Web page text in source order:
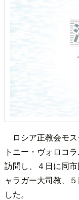
ロシア正教会モ
トニー・ヴォロコ
訪問し、４日に同
ャラガー大司教、
した。